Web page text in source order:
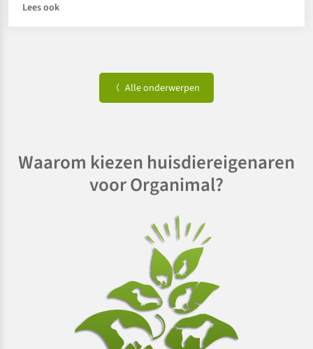
Lees ook
Alle onderwerpen
Waarom kiezen huisdiereigenaren
voor Organimal?